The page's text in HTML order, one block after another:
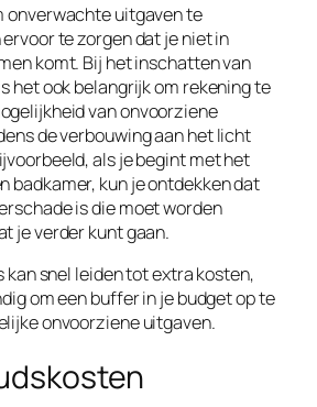
onverwachte uitgaven te
te zorgen dat je niet in
komt. Bij het inschatten van
het ook belangrijk om rekening te
van onvoorziene
de verbouwing aan het licht
als je begint met het
badkamer, kun je ontdekken dat
is die moet worden
je verder kunt gaan.
snel leiden tot extra kosten,
om een buffer in je budget op te
onvoorziene uitgaven.